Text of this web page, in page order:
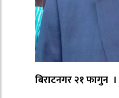
बिराटनगर २१ फागुन ।